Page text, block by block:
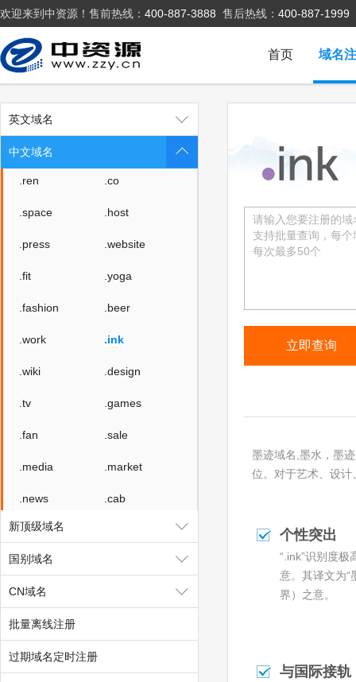
欢迎来到中资源！售前热线： 400-887-3888 售后热线： 400-887-1999
域名
首页
英文域名
中文域名
.company .live
.fund .gold
.plus .guru
.run
.email
.ren .co
.space .host
.press .website
.fit .yoga
.fashion .beer
.work .ink
.wiki .design
.tv .games
.fan .sale
.media .market
.news .cab
.vin
.tax
.studio
.mba
.cafe
新顶级域名
国别域名
CN域名
批量离线注册
过期域名定时注册
墨迹域名,墨水，墨
位。对于艺术、设
个性突出
“.ink”识别度
意。其译文为“
界）之意。
与国际接轨